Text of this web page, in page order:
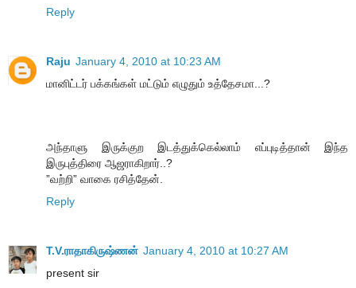
Reply
Raju January 4, 2010 at 10:23 AM
மானிட்டர் பக்கங்கள் மட்டும் எழுதும் உத்தேசமா...?
அந்தாளு இருக்குற இடத்துக்கெல்லாம் எப்புடித்தான் இந்த
இருபுத்திரை ஆஜராகிறார்..?
”வற்றி” வாகை ரசித்தேன்.
Reply
T.V.ராதாகிருஷ்ணன் January 4, 2010 at 10:27 AM
present sir